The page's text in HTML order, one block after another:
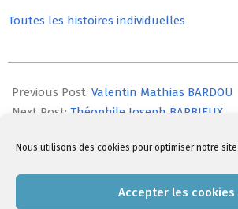
Nous utilisons des cookies pour optimiser notre
Accepter les cookies
Toutes les histoires individuelles
07-
25
Previous Post: Valentin Mathias BARDOU
Next Post: Théophile Joseph BARBIEUX
Comments are closed, but